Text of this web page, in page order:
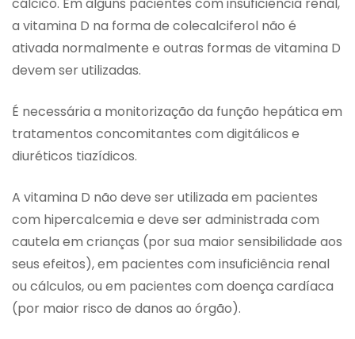
a vitamina D na forma de colecalciferol não é
ativada normalmente e outras formas de vitamina D
devem ser utilizadas.
É necessária a monitorização da função hepática em
tratamentos concomitantes com digitálicos e
diuréticos tiazídicos.
A vitamina D não deve ser utilizada em pacientes
com hipercalcemia e deve ser administrada com
cautela em crianças (por sua maior sensibilidade aos
seus efeitos), em pacientes com insuficiência renal
ou cálculos, ou em pacientes com doença cardíaca
(por maior risco de danos ao órgão).